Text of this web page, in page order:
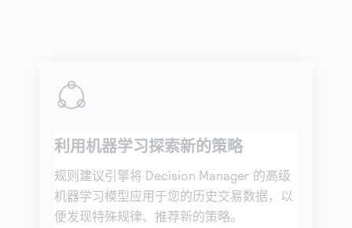
利用机器学习探索新的策略
规则建议引擎将 Decision Manager 的高级
机器学习模型应用于您的历史交易数据，以
便发现特殊规律、推荐新的策略。